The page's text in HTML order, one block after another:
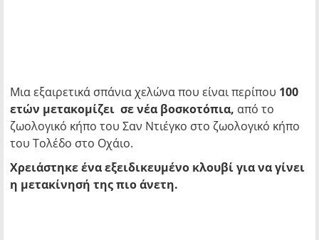
Μια εξαιρετικά σπάνια χελώνα που είναι περίπου 100
ετών μετακομίζει σε νέα βοσκοτόπια, από το
ζωολογικό κήπο του Σαν Ντιέγκο στο ζωολογικό κήπο
του Τολέδο στο Οχάιο.
Χρειάστηκε ένα εξειδικευμένο κλουβί για να γίνει
η μετακίνησή της πιο άνετη.